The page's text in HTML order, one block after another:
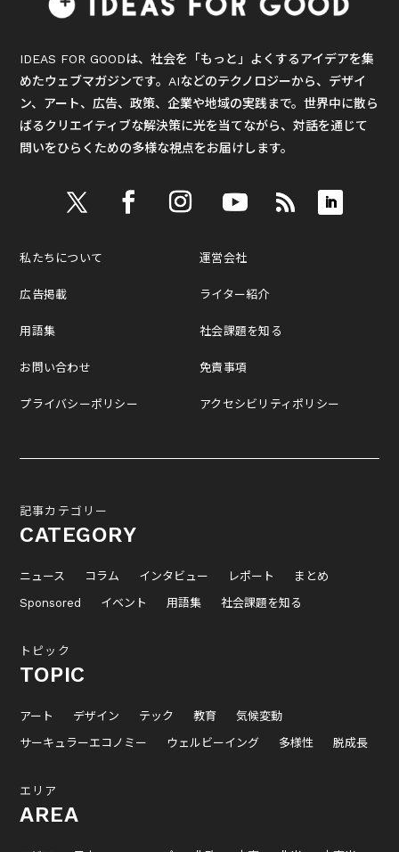
IDEAS FOR GOODは、社会を「もっと」よくするアイデアを集
めたウェブマガジンです。AIなどのテクノロジーから、デザイ
ン、アート、広告、政策、企業や地域の実践まで。世界中に散ら
ばるクリエイティブな解決策に光を当てながら、対話を通じて
問いをひらくための多様な視点をお届けします。
私たちについて
広告掲載
用語集
お問い合わせ
プライバシーポリシー
運営会社
ライター紹介
社会課題を知る
免責事項
アクセシビリティポリシー
記事カテゴリー
CATEGORY
ニュース コラム インタビュー レポート
まとめ
Sponsored
イベント 用語集 社会課題を知る
トピック
TOPIC
アート デザイン テック 教育
気候変動
サーキュラーエコノミー
ウェルビーイング 多様性 脱成長
エリア
AREA